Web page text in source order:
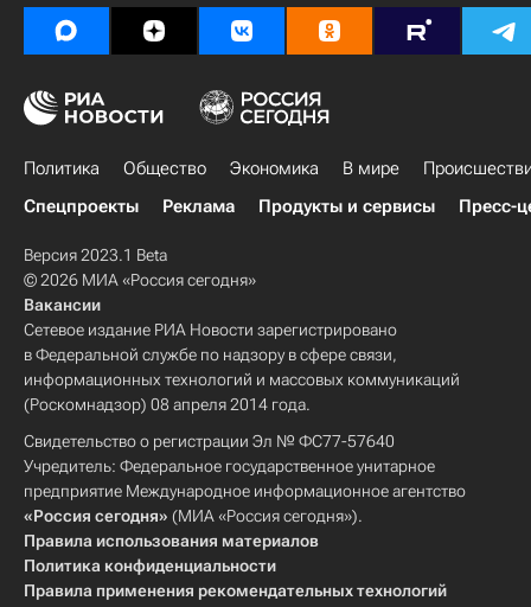
Политика Общество Экономика В мире
Спецпроекты
Реклама Продукты и сервисы Пресс-
Версия 2023.1 Beta
© 2026 МИА «Россия сегодня»
Вакансии
Сетевое издание РИА Новости зарегистрировано
в Федеральной службе по надзору в сфере связи,
информационных технологий и массовых коммуникаций
(Роскомнадзор) 08 апреля 2014 года.
Свидетельство о регистрации Эл № ФС77-57640
Учредитель: Федеральное государственное унитарное
предприятие Международное информационное агентство
«Россия сегодня» (МИА «Россия сегодня»).
Правила использования материалов
Политика конфиденциальности
Правила применения рекомендательных технологий